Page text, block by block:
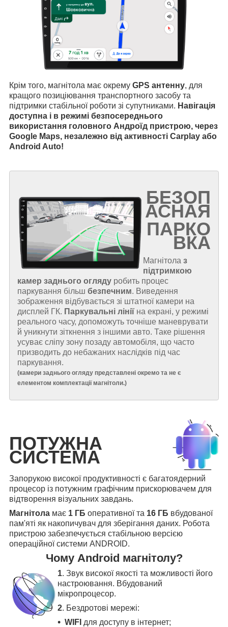
Крім того, магнітола має окрему GPS антенну, для
кращого позиціювання транспортного засобу та
підтримки стабільної роботи зі супутниками. Навігація
доступна і в режимі безпосереднього
використання головного Андроїд пристрою, через
Google Maps, незалежно від активності Carplay або
Android Auto!
БЕЗОП
АСНАЯ
ПАРКО
ВКА
Магнітола з
підтримкою
камер заднього огляду робить процес
паркування більш безпечним. Виведення
зображення відбувається зі штатної камери на
дисплей ГК. Паркувальні лінії на екрані, у режимі
реального часу, допоможуть точніше маневрувати
й уникнути зіткнення з іншими авто. Таке рішення
усуває сліпу зону позаду автомобіля, що часто
призводить до небажаних наслідків під час
паркування.
(камери заднього огляду представлені окремо та не є
елементом комплектації магнітоли.)
ПОТУЖНА
СИСТЕМА
Запорукою високої продуктивності є багатоядерний
процесор із потужним графічним прискорювачем для
відтворення візуальних завдань.
Магнітола має 1 ГБ оперативної та 16 ГБ вбудованої
пам'яті як накопичувач для зберігання даних. Робота
пристрою забезпечується стабільною версією
операційної системи ANDROID.
Чому Android магнітолу?
1. Звук високої якості та можливості його
настроювання. Вбудований
мікропроцесор.
2. Бездротові мережі:
WIFI для доступу в інтернет;